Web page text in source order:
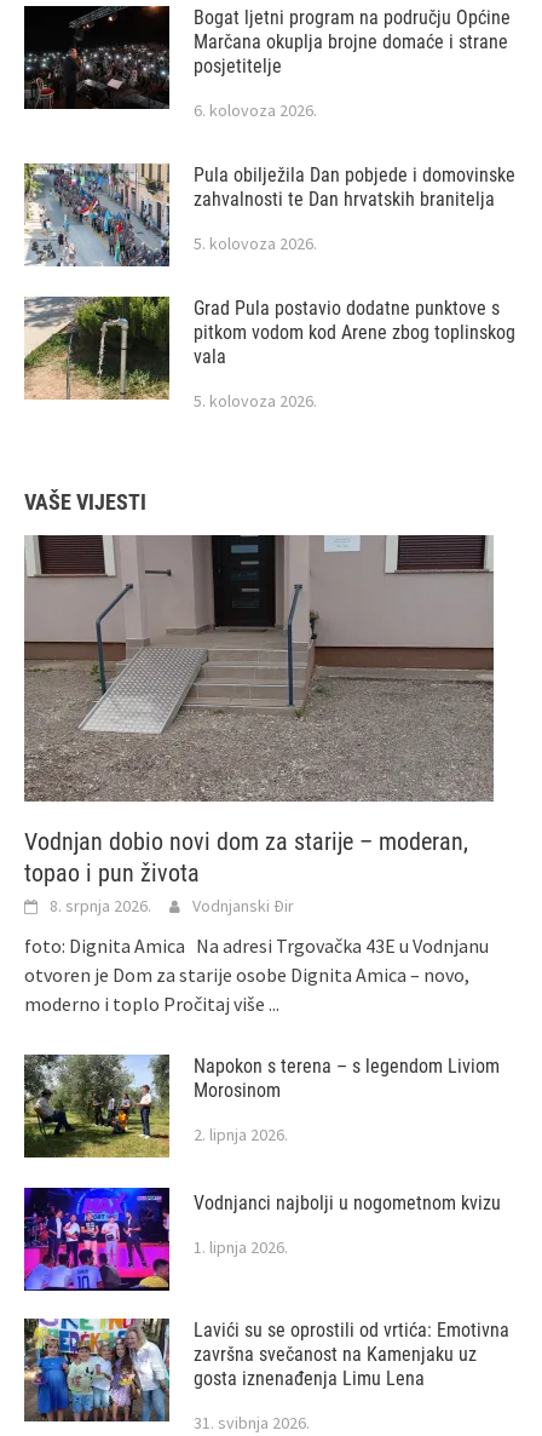
Bogat ljetni program na području Općine
Marčana okuplja brojne domaće i strane
posjetitelje
6. kolovoza 2026.
Pula obilježila Dan pobjede i domovinske
zahvalnosti te Dan hrvatskih branitelja
5. kolovoza 2026.
Grad Pula postavio dodatne punktove s
pitkom vodom kod Arene zbog toplinskog
vala
5. kolovoza 2026.
VAŠE VIJESTI
Vodnjan dobio novi dom za starije – moderan,
topao i pun života
8. srpnja 2026. Vodnjanski Đir
foto: Dignita Amica Na adresi Trgovačka 43E u Vodnjanu
otvoren je Dom za starije osobe Dignita Amica – novo,
moderno i toplo Pročitaj više ...
Napokon s terena – s legendom Liviom
Morosinom
2. lipnja 2026.
Vodnjanci najbolji u nogometnom kvizu
1. lipnja 2026.
Lavići su se oprostili od vrtića: Emotivna
završna svečanost na Kamenjaku uz
gosta iznenađenja Limu Lena
31. svibnja 2026.